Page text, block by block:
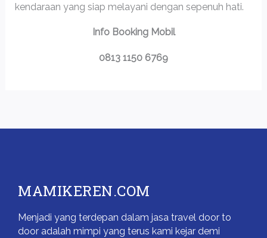
kendaraan yang siap melayani dengan sepenuh hati.
Info Booking Mobil
0813 1150 6769
MAMIKEREN.COM
Menjadi yang terdepan dalam jasa travel door to
door adalah mimpi yang terus kami kejar demi